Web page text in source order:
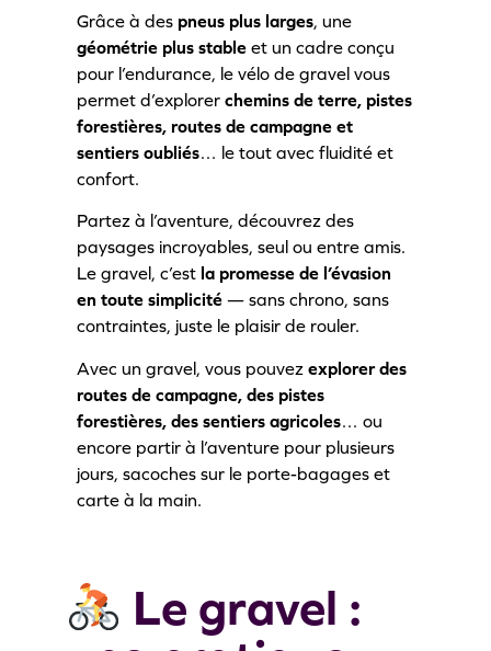
Grâce à des pneus plus larges, une
géométrie plus stable et un cadre conçu
pour l’endurance, le vélo de gravel vous
permet d’explorer chemins de terre, pistes
forestières, routes de campagne et
sentiers oubliés… le tout avec fluidité et
confort.
Partez à l’aventure, découvrez des
paysages incroyables, seul ou entre amis.
Le gravel, c’est la promesse de l’évasion
en toute simplicité — sans chrono, sans
contraintes, juste le plaisir de rouler.
Avec un gravel, vous pouvez explorer des
routes de campagne, des pistes
forestières, des sentiers agricoles… ou
encore partir à l’aventure pour plusieurs
jours, sacoches sur le porte-bagages et
carte à la main.
Le gravel :